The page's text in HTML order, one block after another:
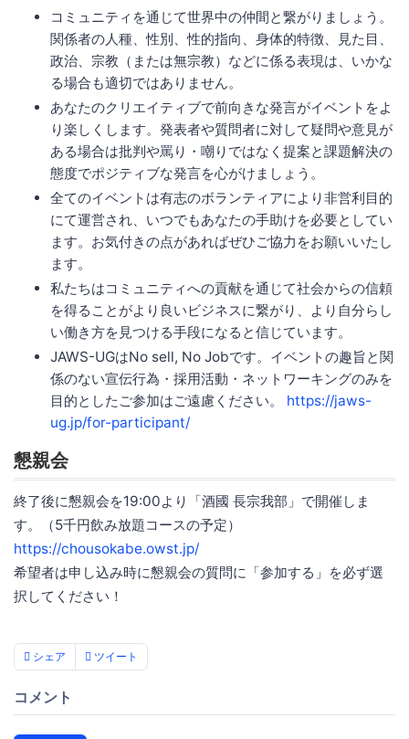
コミュニティを通じて世界中の仲間と繋がりましょう。
関係者の人種、性別、性的指向、身体的特徴、見た目、
政治、宗教（または無宗教）などに係る表現は、いかな
る場合も適切ではありません。
あなたのクリエイティブで前向きな発言がイベントをよ
り楽しくします。発表者や質問者に対して疑問や意見が
ある場合は批判や罵り・嘲りではなく提案と課題解決の
態度でポジティブな発言を心がけましょう。
全てのイベントは有志のボランティアにより非営利目的
にて運営され、いつでもあなたの手助けを必要としてい
ます。お気付きの点があればぜひご協力をお願いいたし
ます。
私たちはコミュニティへの貢献を通じて社会からの信頼
を得ることがより良いビジネスに繋がり、より自分らし
い働き方を見つける手段になると信じています。
JAWS-UGはNo sell, No Jobです。イベントの趣旨と関
係のない宣伝行為・採用活動・ネットワーキングのみを
目的としたご参加はご遠慮ください。 https://jaws-
ug.jp/for-participant/
懇親会
終了後に懇親会を19:00より「酒國 長宗我部」で開催しま
す。（5千円飲み放題コースの予定）
https://chousokabe.owst.jp/
希望者は申し込み時に懇親会の質問に「参加する」を必ず選
択してください！
シェア ツイート
コメント